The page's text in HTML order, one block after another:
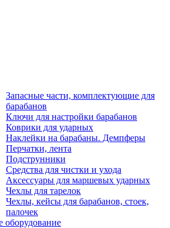
Запасные части, комплектующие для
барабанов
Ключи для настройки барабанов
Коврики для ударных
Наклейки на барабаны. Демпферы
Перчатки, лента
Подструнники
Средства для чистки и ухода
Аксессуары для маршевых ударных
Чехлы для тарелок
Чехлы, кейсы для барабанов, стоек,
палочек
оборудование